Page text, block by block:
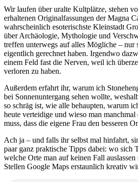
Wir laufen über uralte Kultplätze, stehen
erhaltenen Originalfassungen der Magna
wahrscheinlich esoterischste Kleinstadt
über Archäologie, Mythologie und
treffen unterwegs auf alles Mögliche – nur
eigentlich gerechnet haben. Irgendwo
einem Feld fast die Nerven, weil ich
verloren zu haben.
Außerdem erfahrt ihr, warum ich
bei Sonnenuntergang sehen wollte,
so schräg ist, wie alle behaupten, warum
heute verteidige und wieso man
muss, dass die eigene Frau den besseren
Ach ja – und falls ihr selbst mal hinfahrt,
paar ganz praktische Tipps dabei: wo sich
welche Orte man auf keinen Fall
Stellen Google Maps erstaunlich kreativ